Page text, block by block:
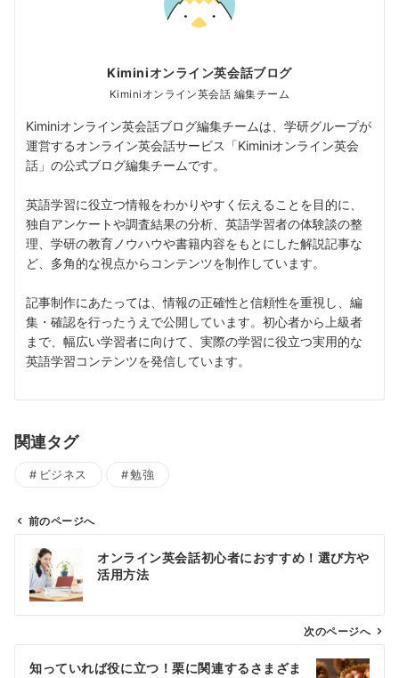
Kiminiオンライン英会話ブログ
Kiminiオンライン英会話 編集チーム
Kiminiオンライン英会話ブログ編集チームは、学研グループが
運営するオンライン英会話サービス「Kiminiオンライン英会
話」の公式ブログ編集チームです。
英語学習に役立つ情報をわかりやすく伝えることを目的に、
独自アンケートや調査結果の分析、英語学習者の体験談の整
理、学研の教育ノウハウや書籍内容をもとにした解説記事な
ど、多角的な視点からコンテンツを制作しています。
記事制作にあたっては、情報の正確性と信頼性を重視し、編
集・確認を行ったうえで公開しています。初心者から上級者
まで、幅広い学習者に向けて、実際の学習に役立つ実用的な
英語学習コンテンツを発信しています。
関連タグ
ビジネス 勉強
ビ
前のページへ
オンライン英会話初心者におすすめ！選び方や
活用方法
次のページへ
知っていれば役に立つ！栗に関連するさまざま